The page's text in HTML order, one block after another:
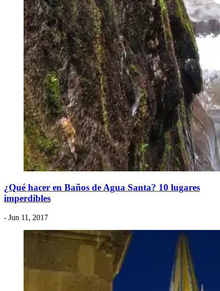
¿Qué hacer en Baños de Agua Santa? 10 lugares
imperdibles
- Jun 11, 2017